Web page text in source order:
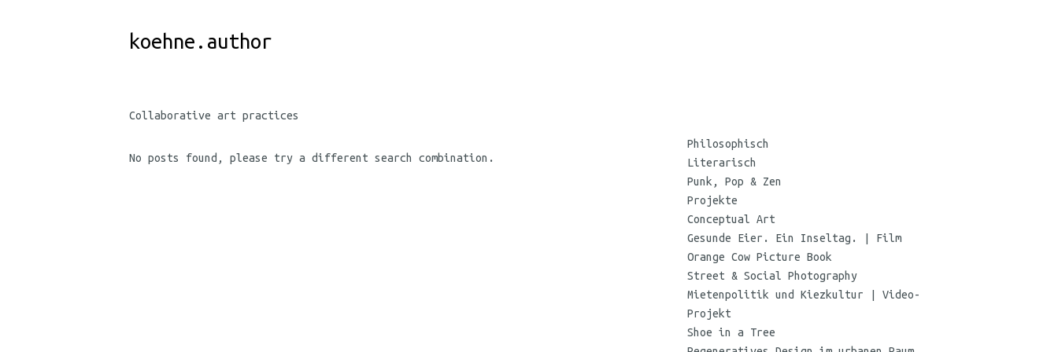
koehne.author
Collaborative art practices
No posts found, please try a different search combination.
Koehne
Philosophisch
Literarisch
Punk, Pop & Zen
Projekte
Conceptual Art
Gesunde Eier. Ein Inseltag. | Film
Orange Cow Picture Book
Street & Social Photography
Mietenpolitik und Kiezkultur | Video-
Projekt
Shoe in a Tree